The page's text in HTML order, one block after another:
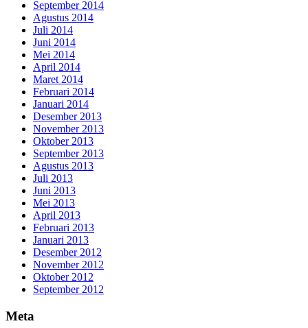
September 2014
Agustus 2014
Juli 2014
Juni 2014
Mei 2014
April 2014
Maret 2014
Februari 2014
Januari 2014
Desember 2013
November 2013
Oktober 2013
September 2013
Agustus 2013
Juli 2013
Juni 2013
Mei 2013
April 2013
Februari 2013
Januari 2013
Desember 2012
November 2012
Oktober 2012
September 2012
Meta